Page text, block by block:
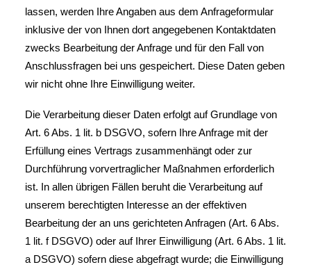
lassen, werden Ihre Angaben aus dem Anfrageformular
inklusive der von Ihnen dort angegebenen Kontaktdaten
zwecks Bearbeitung der Anfrage und für den Fall von
Anschlussfragen bei uns gespeichert. Diese Daten geben
wir nicht ohne Ihre Einwilligung weiter.
Die Verarbeitung dieser Daten erfolgt auf Grundlage von
Art. 6 Abs. 1 lit. b DSGVO, sofern Ihre Anfrage mit der
Erfüllung eines Vertrags zusammenhängt oder zur
Durchführung vorvertraglicher Maßnahmen erforderlich
ist. In allen übrigen Fällen beruht die Verarbeitung auf
unserem berechtigten Interesse an der effektiven
Bearbeitung der an uns gerichteten Anfragen (Art. 6 Abs.
1 lit. f DSGVO) oder auf Ihrer Einwilligung (Art. 6 Abs. 1 lit.
a DSGVO) sofern diese abgefragt wurde; die Einwilligung